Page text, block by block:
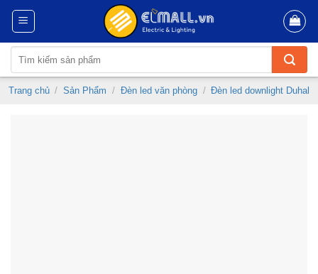
Skip
content
kiếm:
Trang chủ / Sản Phẩm / Đèn led văn phòng / Đèn led downlight Duhal